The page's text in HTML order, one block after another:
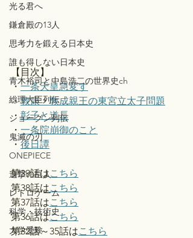
光る君へ
鎌倉殿の13人
思考力を鍛える日本史
誰も得しない日本史
青木裕司と中島浩二の世界史ch
総理大臣列伝
ショーグン列伝
鬼滅の刃
ONEPIECE
進撃の巨人
レトロゲーム
科学・技術史
大学受験
【目次】
・一条天皇急変す
・敦康・敦成親王の東宮立太子問題
・彰子と道長
・ 一条院崩御のこと
・後日譚
第39話はこちら
第38話はこちら
第37話はこちら
第36話はこちら
第32話～35話はこちら